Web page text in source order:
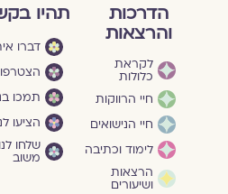
הדרכות
והרצאות
לקראת
כלולות
חיי הרווקות
חיי הנישואים
לימוד וכתיבה
הרצאות
ושיעורים
תהיו
דברו
הצטרפו
תמכו
הציעו
שלחו לנו
משוב